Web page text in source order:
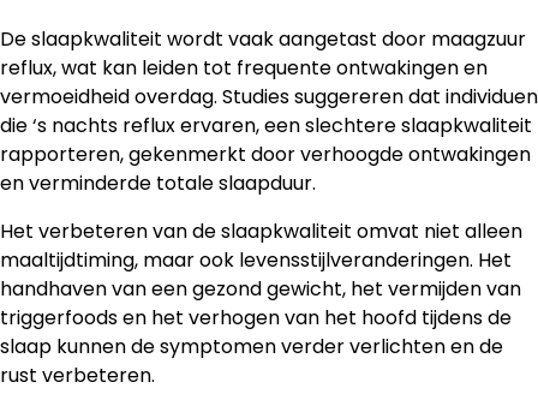
De slaapkwaliteit wordt vaak aangetast door maagzuur
reflux, wat kan leiden tot frequente ontwakingen en
vermoeidheid overdag. Studies suggereren dat individuen
die ‘s nachts reflux ervaren, een slechtere slaapkwaliteit
rapporteren, gekenmerkt door verhoogde ontwakingen
en verminderde totale slaapduur.
Het verbeteren van de slaapkwaliteit omvat niet alleen
maaltijdtiming, maar ook levensstijlveranderingen. Het
handhaven van een gezond gewicht, het vermijden van
triggerfoods en het verhogen van het hoofd tijdens de
slaap kunnen de symptomen verder verlichten en de
rust verbeteren.